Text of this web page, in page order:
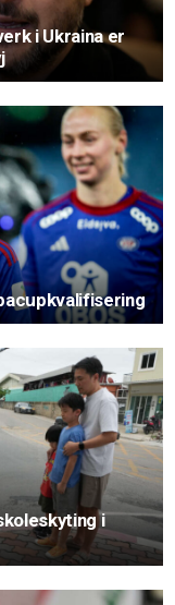
i Ukraina er
i